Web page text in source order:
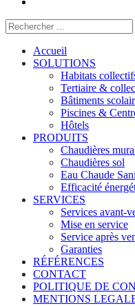
Accueil
SOLUTIONS
Habitats
Tertiaire &
Bâtiments
Piscines &
Hôtels
PRODUITS
Chaudières
Chaudières sol
Eau Chaude
Efficacité
SERVICES
Services avant-
Mise en service
Service après
Garanties
RÉFÉRENCES
CONTACT
POLITIQUE DE
MENTIONS